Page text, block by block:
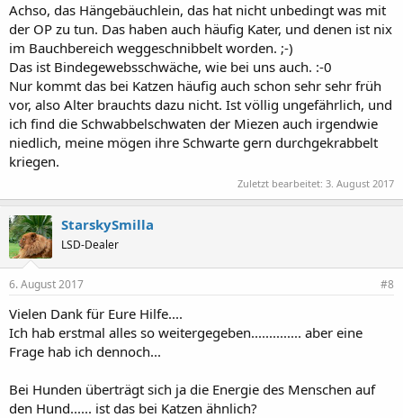
Achso, das Hängebäuchlein, das hat nicht unbedingt was mit
der OP zu tun. Das haben auch häufig Kater, und denen ist nix
im Bauchbereich weggeschnibbelt worden. ;-)
Das ist Bindegewebsschwäche, wie bei uns auch. :-0
Nur kommt das bei Katzen häufig auch schon sehr sehr früh
vor, also Alter brauchts dazu nicht. Ist völlig ungefährlich, und
ich find die Schwabbelschwaten der Miezen auch irgendwie
niedlich, meine mögen ihre Schwarte gern durchgekrabbelt
kriegen.
Zuletzt bearbeitet: 3. August 2017
StarskySmilla
LSD-Dealer
6. August 2017 #8
Vielen Dank für Eure Hilfe....
Ich hab erstmal alles so weitergegeben.............. aber eine
Frage hab ich dennoch...
Bei Hunden überträgt sich ja die Energie des Menschen auf
den Hund...... ist das bei Katzen ähnlich?